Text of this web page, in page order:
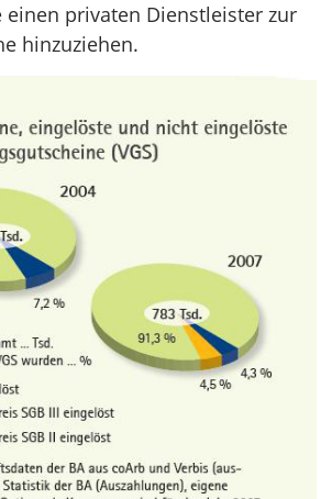
einen privaten Dienstleister zur
hinzuziehen.